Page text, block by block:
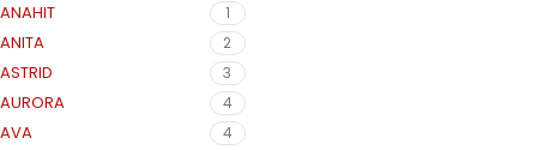
ANAHIT 1
ANITA 2
ASTRID 3
AURORA 4
AVA 4